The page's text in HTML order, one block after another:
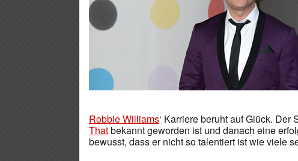
Robbie Williams‘ Karriere beruht auf Glück.
Thatbekannt geworden ist und danach eine
bewusst, dass er nicht so talentiert ist wie viele